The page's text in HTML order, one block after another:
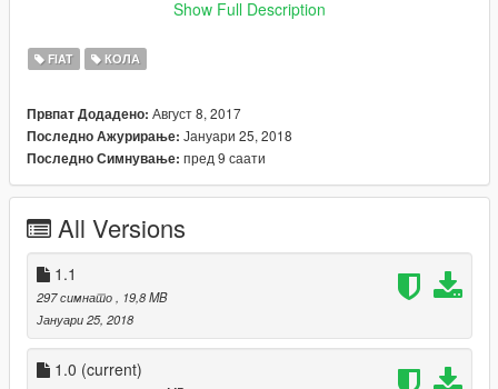
substitui o carro :gresley
\update\x64\dlcpacks\patchday3ng\dlc.rpf\x64\levels\gta5\vehic
les.rpf\
Peço educação, respeite o trabalho dos outros...
Show Full Description
FIAT КОЛА
Првпат Додадено: Август 8, 2017
Последно Ажурирање: Јануари 25, 2018
Последно Симнување: пред 9 саати
All Versions
1.1
297 симнато, 19,8 MB
Јануари 25, 2018
1.0 (current)